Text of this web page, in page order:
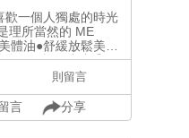
歡一個人獨處的時光
理所當然的 ME
體油●舒緩放鬆美體
：絲柏 · 迷迭香 ·
有淡淡的天然草本
緊實賦活美體油 #
萄柚 · 苦橙 · 甜橙
則留言
言 分享